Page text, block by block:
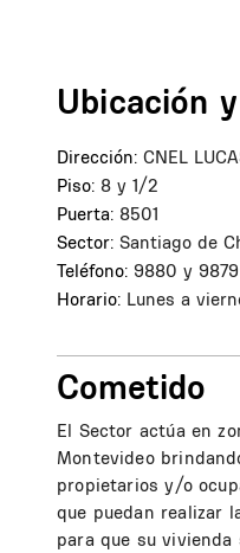
Ubicación
Dirección: CNEL
Piso: 8 y 1/2
Puerta: 8501
Sector: Santiago de
Teléfono: 9880 y 9879
Horario: Lunes a
Cometido
El Sector actúa en
Montevideo
propietarios y/o
que puedan realizar
para que su